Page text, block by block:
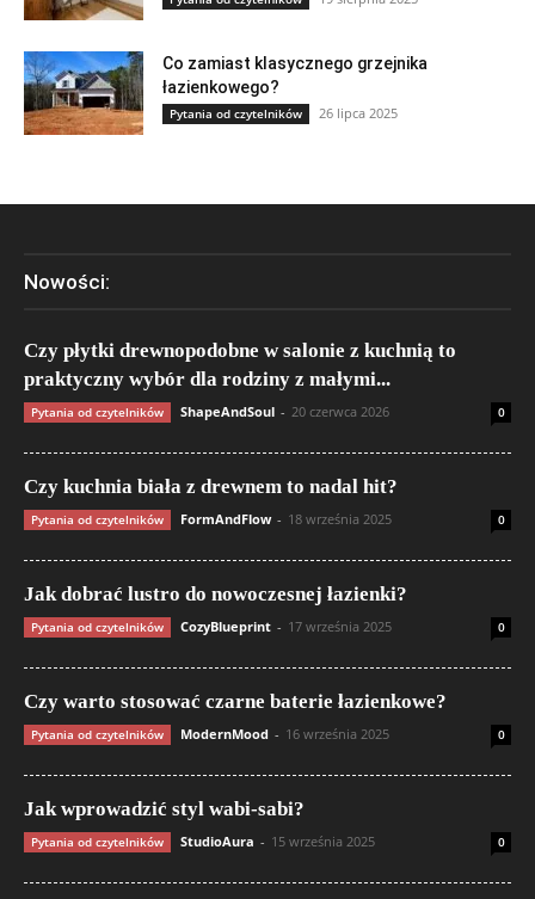
Co zamiast klasycznego grzejnika
łazienkowego?
Pytania od czytelników 26 lipca 2025
Nowości:
Czy płytki drewnopodobne w salonie z kuchnią to
praktyczny wybór dla rodziny z małymi...
Pytania od czytelników ShapeAndSoul - 20 czerwca 2026 0
Czy kuchnia biała z drewnem to nadal hit?
Pytania od czytelników FormAndFlow - 18 września 2025 0
Jak dobrać lustro do nowoczesnej łazienki?
Pytania od czytelników CozyBlueprint - 17 września 2025 0
Czy warto stosować czarne baterie łazienkowe?
Pytania od czytelników ModernMood - 16 września 2025 0
Jak wprowadzić styl wabi-sabi?
Pytania od czytelników StudioAura - 15 września 2025 0